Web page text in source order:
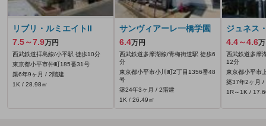
リブリ・ルミエイトII
7.5～7.9万円
西武鉄道拝島線/小平駅 徒歩10分
東京都小平市仲町185番31号
築6年9ヶ月 / 2階建
1K / 28.98㎡
サンヴィアーレ一橋学園
6.4万円
西武鉄道多摩湖線/青梅街道駅 徒歩6
分
東京都小平市小川町2丁目1356番48
号
築24年3ヶ月 / 2階建
1K / 26.49㎡
ジュネス
4.4～4.6
西武鉄道多摩
12分
東京都小平市
築37年2ヶ月 /
1R～1K /